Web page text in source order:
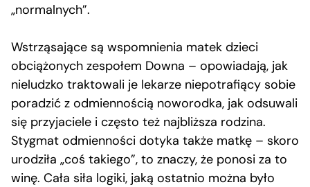
„normalnych”.
Wstrząsające są wspomnienia matek dzieci
obciążonych zespołem Downa – opowiadają, jak
nieludzko traktowali je lekarze niepotrafiący sobie
poradzić z odmiennością noworodka, jak odsuwali
się przyjaciele i często też najbliższa rodzina.
Stygmat odmienności dotyka także matkę – skoro
urodziła „coś takiego”, to znaczy, że ponosi za to
winę. Cała siła logiki, jaką ostatnio można było